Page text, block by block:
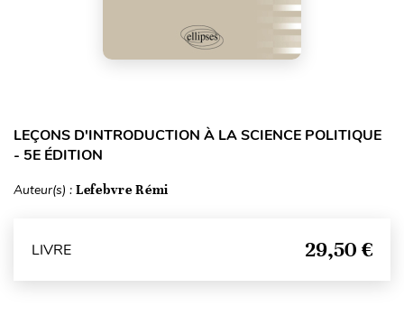
LEÇONS D'INTRODUCTION À LA SCIENCE POLITIQUE
- 5E ÉDITION
Auteur(s) : Lefebvre Rémi
LIVRE 29,50 €